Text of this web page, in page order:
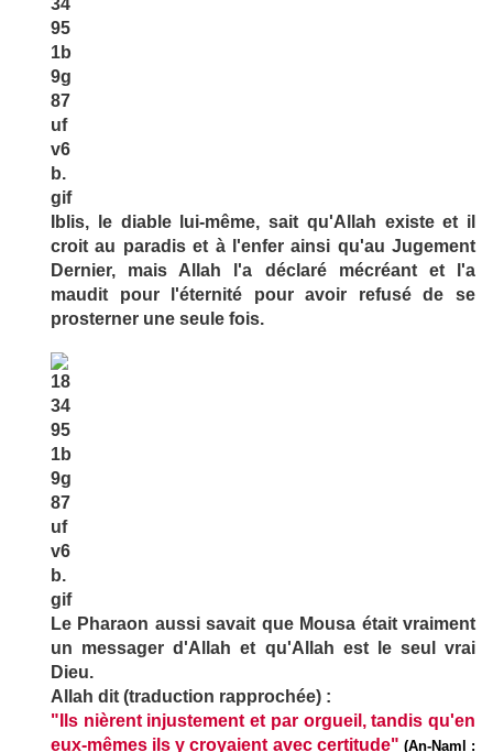
Iblis, le diable lui-même, sait qu'Allah existe et il
croit au paradis et à l'enfer ainsi qu'au Jugement
Dernier, mais Allah l'a déclaré mécréant et l'a
maudit pour l'éternité pour avoir refusé de se
prosterner une seule fois.
Le Pharaon aussi savait que Mousa était vraiment
un messager d'Allah et qu'Allah est le seul vrai
Dieu.
Allah dit (traduction rapprochée) :
"Ils nièrent injustement et par orgueil, tandis qu'en
eux-mêmes ils y croyaient avec certitude" (An-Naml :